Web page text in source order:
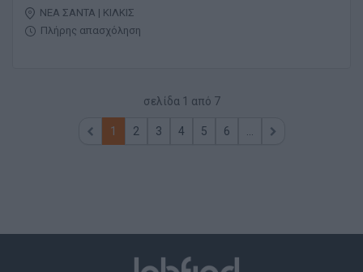
ΝΕΑ ΣΑΝΤΑ | ΚΙΛΚΙΣ
Πλήρης απασχόληση
σελίδα 1 από 7
1 2 3 4 5 6 ...